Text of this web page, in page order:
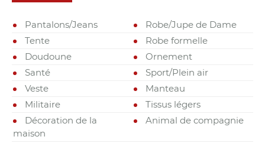
Pantalons/Jeans
Robe/Jupe de Dame
Tente
Robe formelle
Doudoune
Ornement
Santé
Sport/Plein air
Veste
Manteau
Militaire
Tissus légers
Décoration de la
maison
Animal de compagnie